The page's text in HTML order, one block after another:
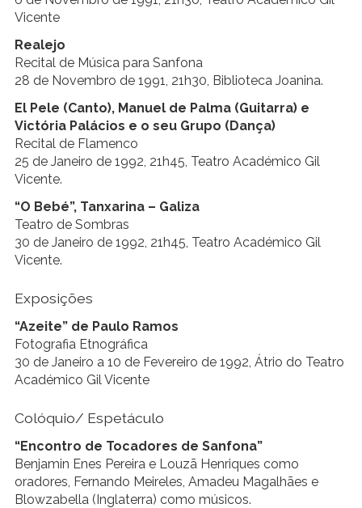
Vicente
Realejo
Recital de Música para Sanfona
28 de Novembro de 1991, 21h30, Biblioteca Joanina.
El Pele (Canto), Manuel de Palma (Guitarra) e
Victória Palácios e o seu Grupo (Dança)
Recital de Flamenco
25 de Janeiro de 1992, 21h45, Teatro Académico Gil
Vicente.
“O Bebé”, Tanxarina – Galiza
Teatro de Sombras
30 de Janeiro de 1992, 21h45, Teatro Académico Gil
Vicente.
Exposições
“Azeite” de Paulo Ramos
Fotografia Etnográfica
30 de Janeiro a 10 de Fevereiro de 1992, Átrio do Teatro
Académico Gil Vicente
Colóquio/ Espetáculo
“Encontro de Tocadores de Sanfona”
Benjamin Enes Pereira e Louzã Henriques como
oradores, Fernando Meireles, Amadeu Magalhães e
Blowzabella (Inglaterra) como músicos.